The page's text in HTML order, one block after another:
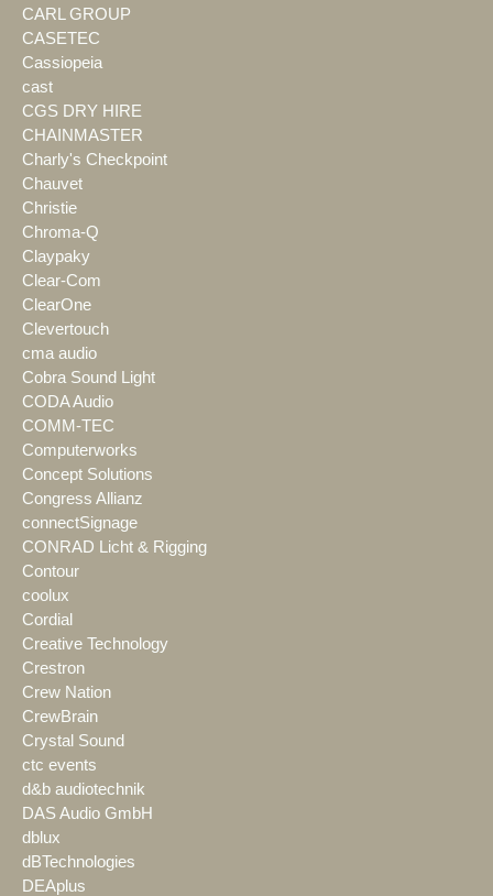
CARL GROUP
CASETEC
Cassiopeia
cast
CGS DRY HIRE
CHAINMASTER
Charly's Checkpoint
Chauvet
Christie
Chroma-Q
Claypaky
Clear-Com
ClearOne
Clevertouch
cma audio
Cobra Sound Light
CODA Audio
COMM-TEC
Computerworks
Concept Solutions
Congress Allianz
connectSignage
CONRAD Licht & Rigging
Contour
coolux
Cordial
Creative Technology
Crestron
Crew Nation
CrewBrain
Crystal Sound
ctc events
d&b audiotechnik
DAS Audio GmbH
dblux
dBTechnologies
DEAplus